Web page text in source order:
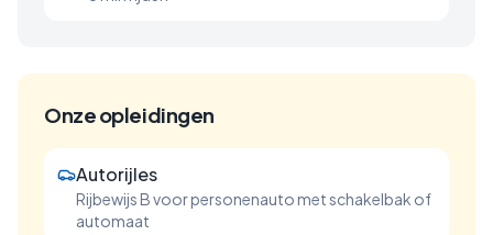
Onze opleidingen
Autorijles
Rijbewijs B voor personenauto met schakelbak of
automaat